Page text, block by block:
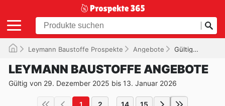
Leymann Baustoffe Prospekte Angebote Gültig bis 13.01.2026
LEYMANN BAUSTOFFE ANGEBOTE
Gültig von 29. Dezember 2025 bis 13. Januar 2026
1 2 14 15